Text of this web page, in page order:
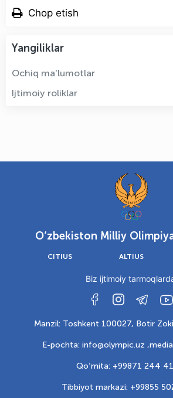
Chop etish
Yangiliklar
Ochiq ma'lumotlar
Ijtimoiy roliklar
O‘zbekiston Milliy
CITIUS ALTIUS
Biz ijtimoiy
Manzil: Toshkent 100027, Botir
E-pochta: info@olympic.uz ,
Qo‘mita: +99871 244
Tibbiyot markazi: +99855